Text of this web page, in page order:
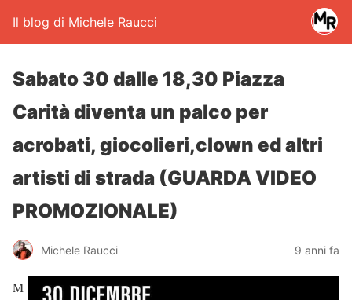
Il blog di Michele Raucci
Sabato 30 dalle 18,30 Piazza
Carità diventa un palco per
acrobati, giocolieri,clown ed altri
artisti di strada (GUARDA VIDEO
PROMOZIONALE)
Michele Raucci 9 anni fa
M